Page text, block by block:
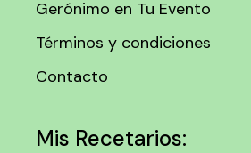
Gerónimo en Tu Evento
Términos y condiciones
Contacto
Mis Recetarios: